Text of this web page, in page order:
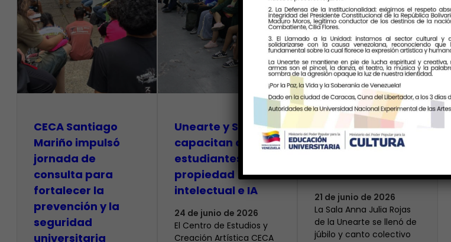
CECA Santiago
Mariño impulsó
jornada de
consulta para
fortalecer la
prevención y la
seguridad
universitaria
Unearte y SAPI
capacitan a
estudiantes sobre
propiedad
intelectual e IA
24 de junio de 2026
El Centro de Estudios y
Creación Artística CECA
Más de 400 voces
rinden tributo a la
Bor
21 de junio de 2026
​La Sala Anna Julia Rojas
de la Unearte se llenó de
júbilo y canto colectivo